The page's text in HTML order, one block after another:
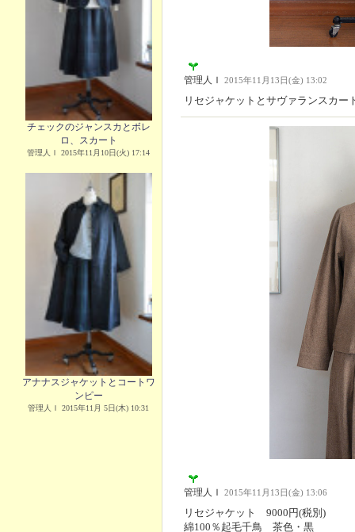
チェックのジャンスカとボレ
ロ、スカート
管理人Ｉ 2015年11月10日(火) 17:14
アナナスジャケットとコートワ
ンピー
管理人Ｉ 2015年11月 5日(木) 10:31
管理人Ｉ 2015年11月13日(金) 13:02
リセジャケットとサヴァランスカー
管理人Ｉ 2015年11月13日(金) 13:06
リセジャケット 9000円(税別)
綿100％起毛千鳥 茶色・黒